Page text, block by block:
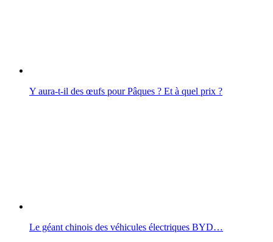
Y aura‑t‑il des œufs pour Pâques ? Et à quel prix ?
Le géant chinois des véhicules électriques BYD…